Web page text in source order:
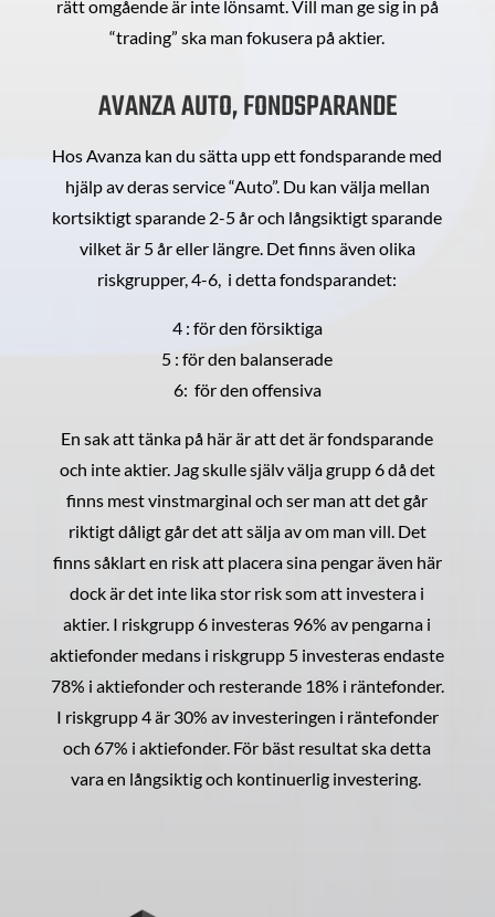
rätt omgående är inte lönsamt. Vill man ge sig in på
“trading” ska man fokusera på aktier.
AVANZA AUTO, FONDSPARANDE
Hos Avanza kan du sätta upp ett fondsparande med
hjälp av deras service “Auto”. Du kan välja mellan
kortsiktigt sparande 2-5 år och långsiktigt sparande
vilket är 5 år eller längre. Det finns även olika
riskgrupper, 4-6, i detta fondsparandet:
4 : för den försiktiga
5 : för den balanserade
6: för den offensiva
En sak att tänka på här är att det är fondsparande
och inte aktier. Jag skulle själv välja grupp 6 då det
finns mest vinstmarginal och ser man att det går
riktigt dåligt går det att sälja av om man vill. Det
finns såklart en risk att placera sina pengar även här
dock är det inte lika stor risk som att investera i
aktier. I riskgrupp 6 investeras 96% av pengarna i
aktiefonder medans i riskgrupp 5 investeras endaste
78% i aktiefonder och resterande 18% i räntefonder.
I riskgrupp 4 är 30% av investeringen i räntefonder
och 67% i aktiefonder. För bäst resultat ska detta
vara en långsiktig och kontinuerlig investering.